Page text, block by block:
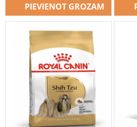
PIEVIENOT GROZAM